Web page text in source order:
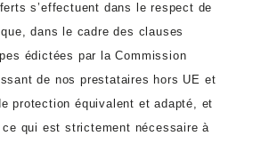
s’effectuent dans le respect de
dans le cadre des clauses
édictées par la Commission
de nos prestataires hors UE et
protection équivalent et adapté, et
qui est strictement nécessaire à